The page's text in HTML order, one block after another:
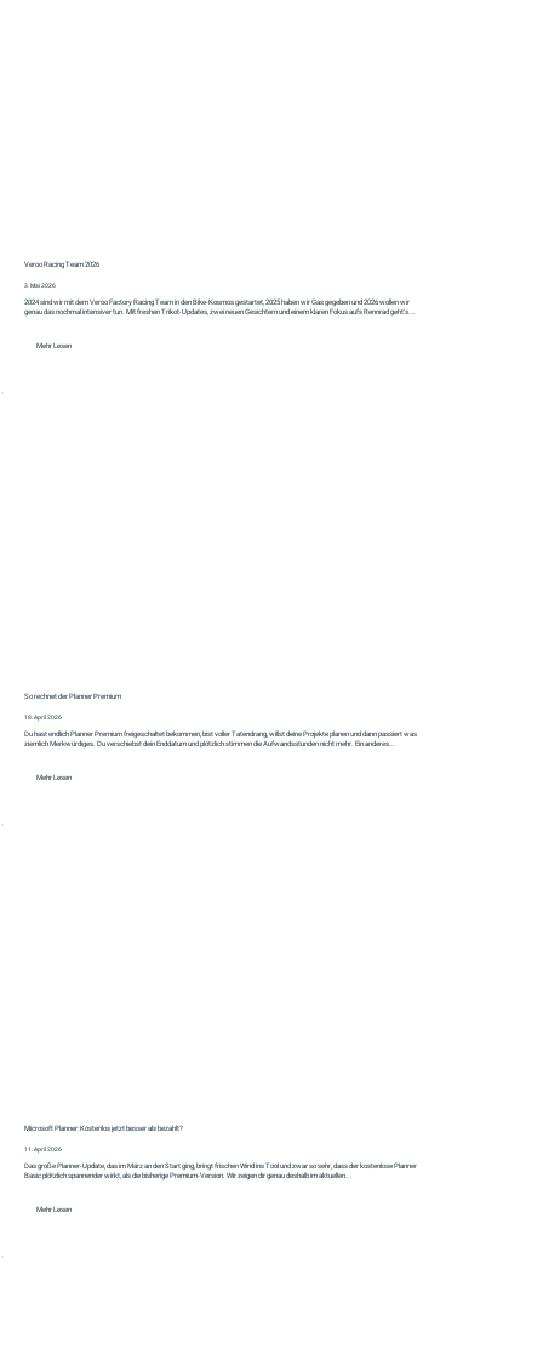
Veroo Racing Team 2026
3. Mai 2026
2024 sind wir mit dem Veroo Factory Racing Team in den Bike-Kosmos gestartet, 2025 haben wir Gas gegeben und 2026 wollen wir
genau das nochmal intensiver tun. Mit freshen Trikot-Updates, zwei neuen Gesichtern und einem klaren Fokus aufs Rennrad geht's...
Mehr Lesen
So rechnet der Planner Premium
18. April 2026
Du hast endlich Planner Premium freigeschaltet bekommen, bist voller Tatendrang, willst deine Projekte planen und dann passiert was
ziemlich Merkwürdiges. Du verschiebst dein Enddatum und plötzlich stimmen die Aufwandsstunden nicht mehr. Ein anderes...
Mehr Lesen
Microsoft Planner: Kostenlos jetzt besser als bezahlt?
11. April 2026
Das große Planner‑Update, das im März an den Start ging, bringt frischen Wind ins Tool und zwar so sehr, dass der kostenlose Planner
Basic plötzlich spannender wirkt, als die bisherige Premium‑Version. Wir zeigen dir genau deshalb im aktuellen...
Mehr Lesen